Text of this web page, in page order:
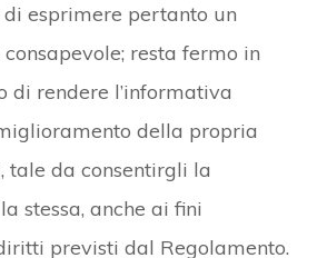
esprimere pertanto un
resta fermo in
di rendere l’informativa
della propria
tale da consentirgli la
stessa, anche ai fini
previsti dal Regolamento.